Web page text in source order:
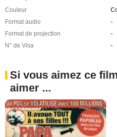
Couleur
Format audio
-
Format de projection
-
N° de Visa
-
Si vous aimez ce
aimer ...